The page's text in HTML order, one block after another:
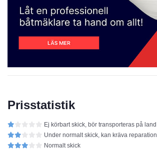
Prisstatistik
Ej körbart skick, bör transporteras på land
Under normalt skick, kan kräva reparation
Normalt skick